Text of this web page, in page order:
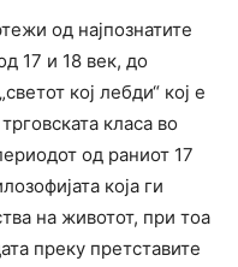
од најпознатите
17 и 18 век, до
кој лебди“ кој е
класа во
од раниот 17
која ги
на животот, при тоа
преку претставите